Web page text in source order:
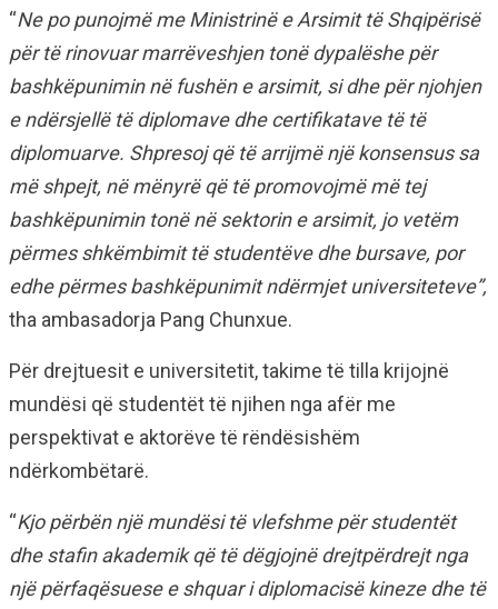
“Ne po punojmë me Ministrinë e Arsimit të Shqipërisë
për të rinovuar marrëveshjen tonë dypalëshe për
bashkëpunimin në fushën e arsimit, si dhe për njohjen
e ndërsjellë të diplomave dhe certifikatave të të
diplomuarve. Shpresoj që të arrijmë një konsensus sa
më shpejt, në mënyrë që të promovojmë më tej
bashkëpunimin tonë në sektorin e arsimit, jo vetëm
përmes shkëmbimit të studentëve dhe bursave, por
edhe përmes bashkëpunimit ndërmjet universiteteve”,
tha ambasadorja Pang Chunxue.
Për drejtuesit e universitetit, takime të tilla krijojnë
mundësi që studentët të njihen nga afër me
perspektivat e aktorëve të rëndësishëm
ndërkombëtarë.
“Kjo përbën një mundësi të vlefshme për studentët
dhe stafin akademik që të dëgjojnë drejtpërdrejt nga
një përfaqësuese e shquar i diplomacisë kineze dhe të